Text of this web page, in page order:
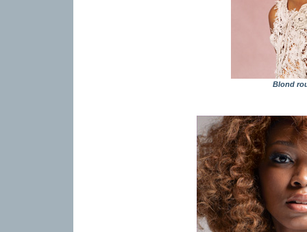
Blond